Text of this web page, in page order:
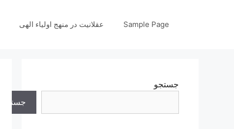
Sample Page عقلانیت در منهج اولیاء الهی
جستجو
جستجو